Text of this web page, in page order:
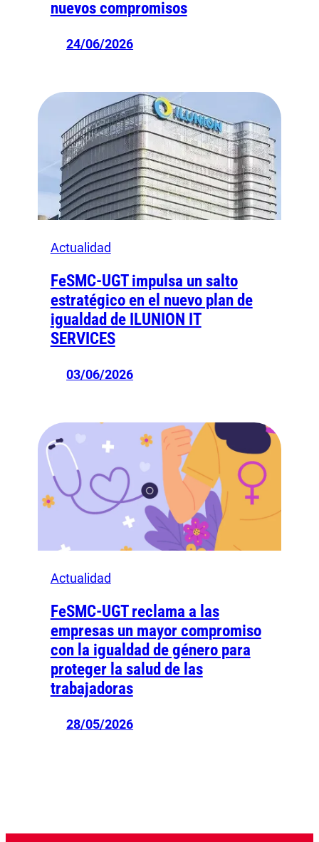
nuevos compromisos
24/06/2026
Actualidad
FeSMC-UGT impulsa un salto
estratégico en el nuevo plan de
igualdad de ILUNION IT
SERVICES
03/06/2026
Actualidad
FeSMC-UGT reclama a las
empresas un mayor compromiso
con la igualdad de género para
proteger la salud de las
trabajadoras
28/05/2026